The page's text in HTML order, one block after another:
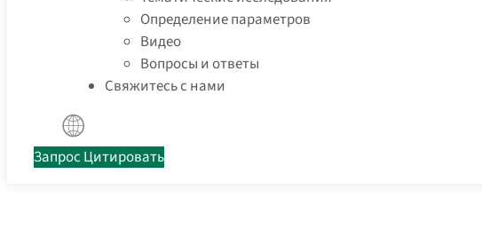
Определение параметров
Видео
Вопросы и ответы
Свяжитесь с нами
Запрос Цитировать